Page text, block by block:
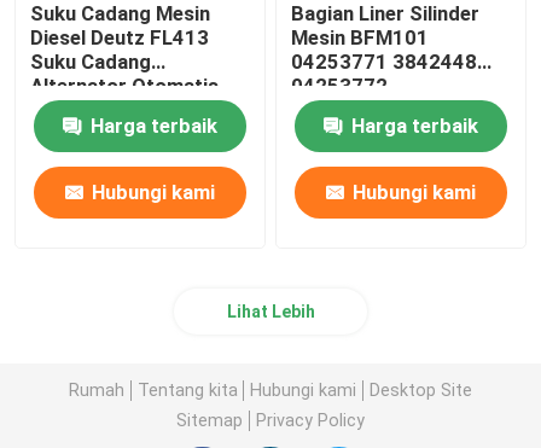
Suku Cadang Mesin
Diesel Deutz FL413
Suku Cadang
Alternator Otomatis
01183636
Harga terbaik
Hubungi kami
Bagian Liner Silinder
Mesin BFM101
04253771 3842448
04253772
Harga terbaik
Hubungi kami
Lihat Lebih
Rumah Tentang kita Hubungi kami
Desktop Site
Sitemap
Privacy Policy